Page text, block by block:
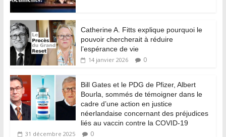
Catherine A. Fitts explique pourquoi le
pouvoir chercherait à réduire
l’espérance de vie
14 janvier 2026 0
Bill Gates et le PDG de Pfizer, Albert
Bourla, sommés de témoigner dans le
cadre d’une action en justice
néerlandaise concernant des préjudices
liés au vaccin contre la COVID-19
31 décembre 2025 0